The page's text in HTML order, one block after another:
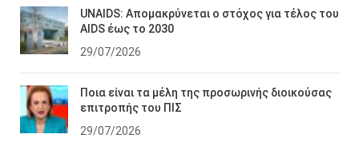
UNAIDS: Απομακρύνεται ο στόχος για τέλος του
AIDS έως το 2030
29/07/2026
Ποια είναι τα μέλη της προσωρινής διοικούσας
επιτροπής του ΠΙΣ
29/07/2026